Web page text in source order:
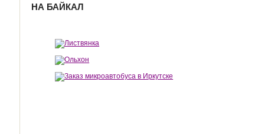
НА БАЙКАЛ